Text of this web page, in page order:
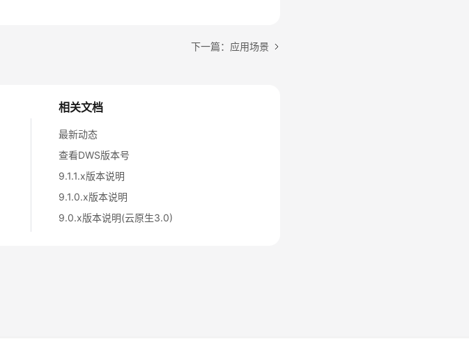
下一篇：应用场景
相关文档
最新动态
查看DWS版本号
9.1.1.x版本说明
9.1.0.x版本说明
9.0.x版本说明(云原生3.0)